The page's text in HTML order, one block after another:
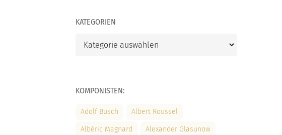
KATEGORIEN
KOMPONISTEN:
Adolf Busch Albert Roussel
Albéric Magnard Alexander Glasunow